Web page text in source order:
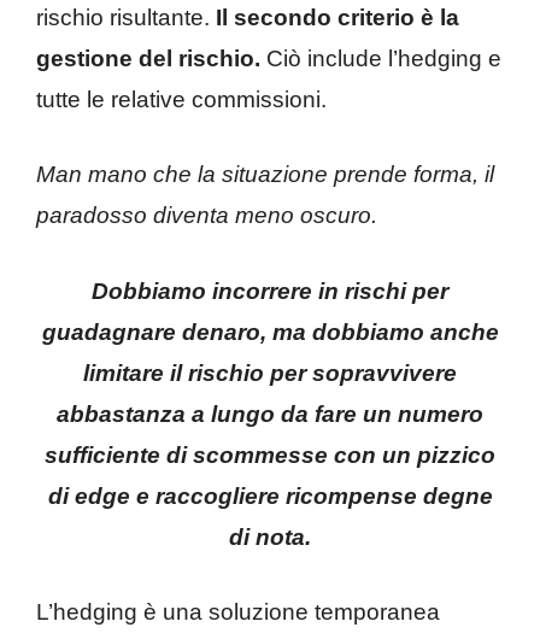
rischio risultante. Il secondo criterio è la
gestione del rischio. Ciò include l’hedging e
tutte le relative commissioni.
Man mano che la situazione prende forma, il
paradosso diventa meno oscuro.
Dobbiamo incorrere in rischi per
guadagnare denaro, ma dobbiamo anche
limitare il rischio per sopravvivere
abbastanza a lungo da fare un numero
sufficiente di scommesse con un pizzico
di edge e raccogliere ricompense degne
di nota.
L’hedging è una soluzione temporanea